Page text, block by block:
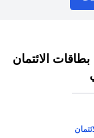
الائتمان